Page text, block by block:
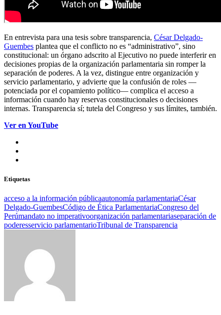
En entrevista para una tesis sobre transparencia, César Delgado-
Guembes plantea que el conflicto no es “administrativo”, sino
constitucional: un órgano adscrito al Ejecutivo no puede interferir en
decisiones propias de la organización parlamentaria sin romper la
separación de poderes. A la vez, distingue entre organización y
servicio parlamentario, y advierte que la confusión de roles —
potenciada por el copamiento político— complica el acceso a
información cuando hay reservas constitucionales o decisiones
internas. Transparencia sí; tutela del Congreso y sus límites, también.
Ver en YouTube
Etiquetas
acceso a la información públicaautonomía parlamentariaCésar
Delgado-GuembesCódigo de Ética ParlamentariaCongreso del
Perúmandato no imperativoorganización parlamentariaseparación de
poderesservicio parlamentarioTribunal de Transparencia